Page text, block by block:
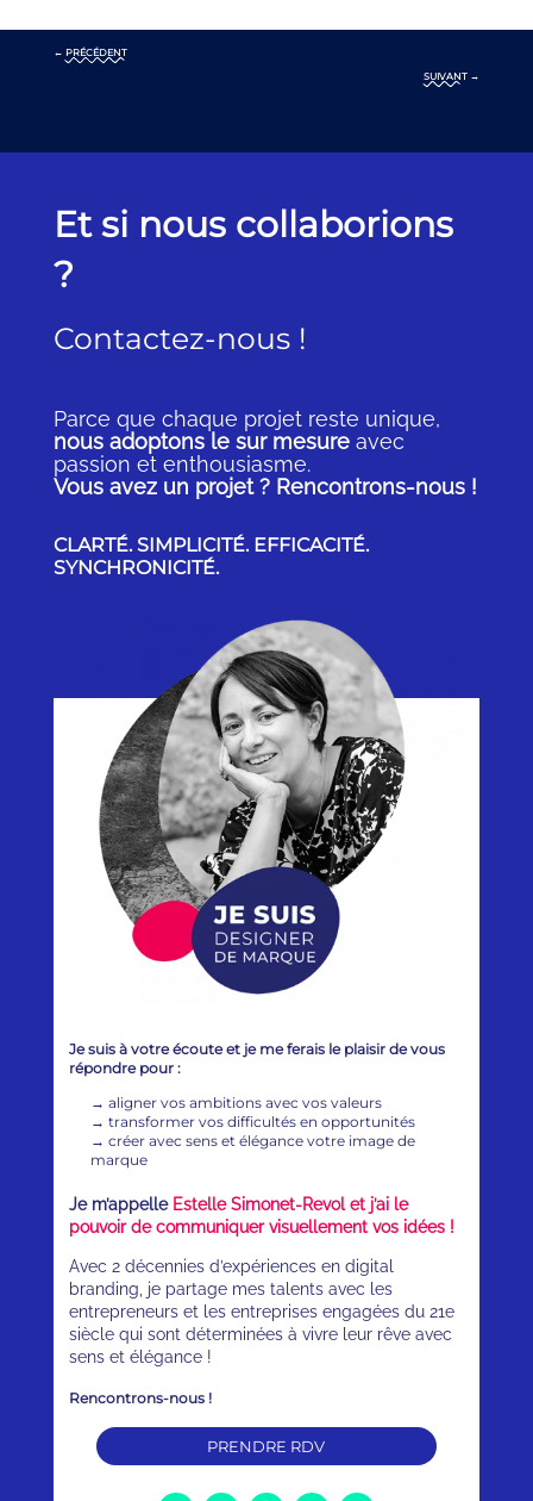
← PRÉCÉDENT
SUIVANT →
Et si nous collaborions
?
Contactez-nous !
Parce que chaque projet reste unique,
nous adoptons le sur mesureavec
passion et enthousiasme.
Vous avez un projet ? Rencontrons-nous !
CLARTÉ. SIMPLICITÉ. EFFICACITÉ.
SYNCHRONICITÉ.
Je suis à votre écoute et je me ferais le plaisir de vous
répondre pour :
→aligner vos ambitions avec vos valeurs
→transformer vos difficultés en opportunités
→créer avec sens et élégance votre image de
marque
Je m’appelle Estelle Simonet-Revol et j’ai le
pouvoir de communiquer visuellement vos idées !
Avec 2 décennies d’expériences en digital
branding, je partage mes talents avec les
entrepreneurs et les entreprises engagées du 21e
siècle qui sont déterminées à vivre leur rêve avec
sens et élégance !
Rencontrons-nous !
PRENDRE RDV